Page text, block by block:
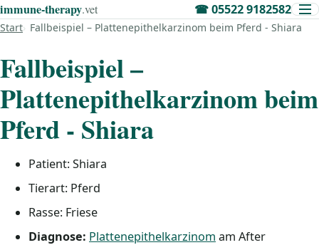
immune‑therapy.vet ☎05522 9182582
Start Fallbeispiel – Plattenepithelkarzinom beim Pferd - Shiara
Fallbeispiel –
Plattenepithelkarzinom beim
Pferd - Shiara
Patient: Shiara
Tierart: Pferd
Rasse: Friese
Diagnose: Plattenepithelkarzinom am After